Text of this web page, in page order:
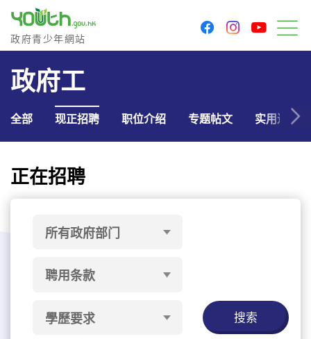
政府青少年网站
政府青少年網站
facebookinstagram
政府工
全部 现正招聘 职位介绍 专题帖文 实用连结
正在招聘
所有政府部门
聘用条款
學歷要求 搜索